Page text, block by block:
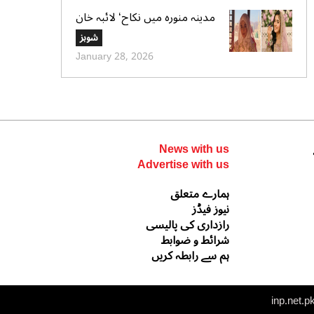
مدینہ منورہ میں نکاح‘ لائبہ خان
کی دعائے خیر کی تصاویر بھی
وائرل
شوبز
January 28, 2026
News with us
Advertise with us
ہمارے متعلق
نیوز فیڈز
رازداری کی پالیسی
شرائط و ضوابط
ہم سے رابطہ کریں